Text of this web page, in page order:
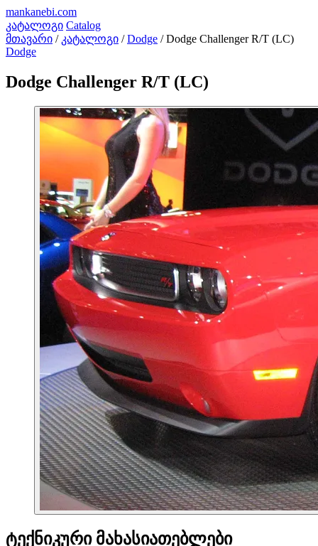
mankanebi.com
კატალოგი Catalog
მთავარი / კატალოგი / Dodge / Dodge Challenger R/T (LC)
Dodge
Dodge Challenger R/T (LC)
ტექნიკური მახასიათებლები